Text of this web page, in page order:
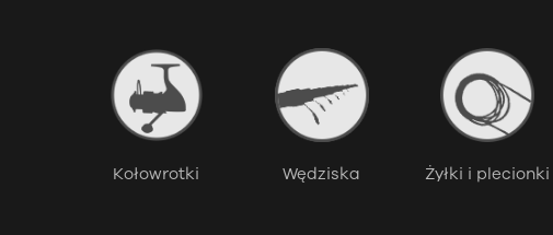
Kołowrotki Wędziska Żyłki i plecionki